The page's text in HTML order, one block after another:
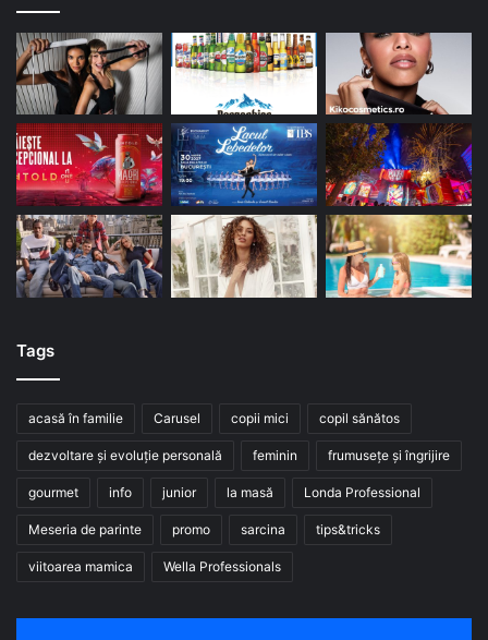
Tags
acasă în familie Carusel copii mici copil sănătos
dezvoltare și evoluție personală feminin frumusețe și îngrijire
gourmet info junior la masă Londa Professional
Meseria de parinte promo sarcina tips&tricks
viitoarea mamica Wella Professionals